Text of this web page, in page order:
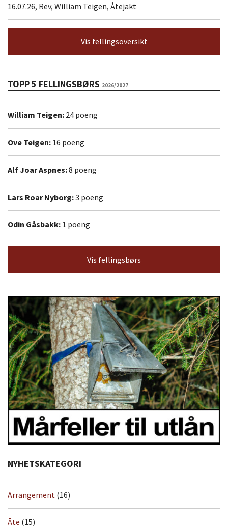
16.07.26, Rev, William Teigen, Åtejakt
Vis fellingsoversikt
TOPP 5 FELLINGSBØRS 2026/2027
William Teigen: 24 poeng
Ove Teigen: 16 poeng
Alf Joar Aspnes:8 poeng
Lars Roar Nyborg:3 poeng
Odin Gåsbakk: 1 poeng
Vis fellingsbørs
NYHETSKATEGORI
Arrangement (16)
Åte (15)